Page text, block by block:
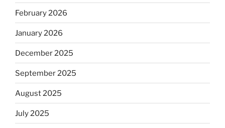
February 2026
January 2026
December 2025
September 2025
August 2025
July 2025